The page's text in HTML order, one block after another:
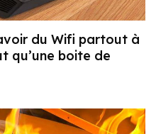
du Wifi partout à
qu’une boite de